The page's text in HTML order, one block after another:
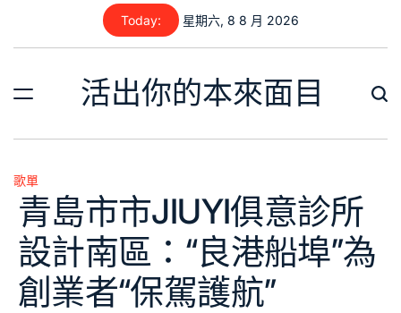
content
Today: 星期六, 8 8 月 2026
活出你的本來面目
Posted
in
歌單
青島市市JIUYI俱意診所
設計南區：“良港船埠”為
創業者“保駕護航”